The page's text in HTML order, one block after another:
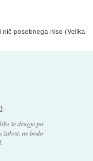
posebnega niso (Velika
:
še drugje po
žalost, ne bodo